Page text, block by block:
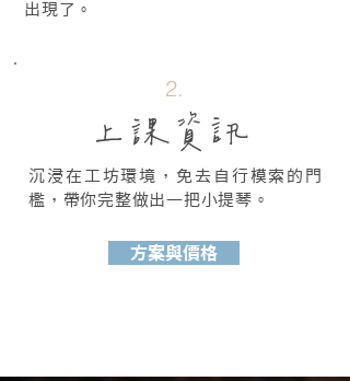
出現了。
2.
上課資訊
沉浸在工坊環境，免去自行模索的門
檻，帶你完整做出一把小提琴。​
方案與價格